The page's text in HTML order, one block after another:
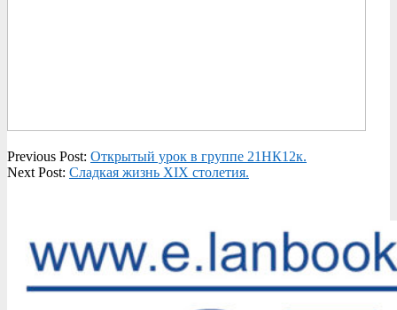
2021-
11-
Previous Post: Открытый урок в группе 21НК12к.
Next Post: Сладкая жизнь XIX столетия.